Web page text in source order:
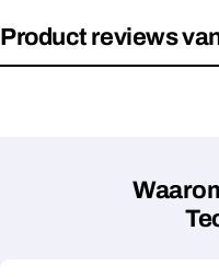
Product reviews